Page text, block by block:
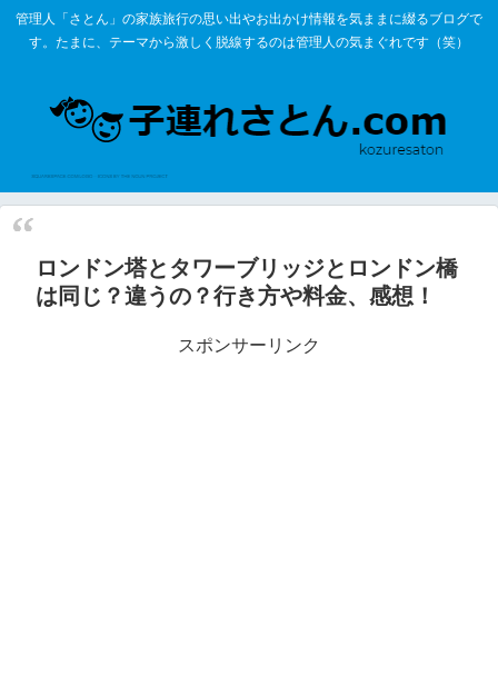
管理人「さとん」の家族旅行の思い出やお出かけ情報を気ままに綴るブログで
す。たまに、テーマから激しく脱線するのは管理人の気まぐれです（笑）
ロンドン塔とタワーブリッジとロンドン橋
は同じ？違うの？行き方や料金、感想！
スポンサーリンク